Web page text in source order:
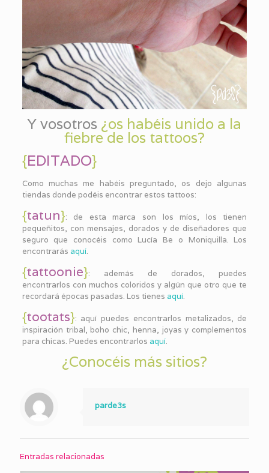
Y vosotros ¿os habéis unido a la
fiebre de los tattoos?
{EDITADO}
Como muchas me habéis preguntado, os dejo algunas
tiendas donde podéis encontrar estos tattoos:
{tatun}: de esta marca son los míos, los tienen
pequeñitos, con mensajes, dorados y de diseñadores que
seguro que conocéis como Lucía Be o Moniquilla. Los
encontrarás aquí.
{tattoonie}: además de dorados, puedes
encontrarlos con muchos coloridos y algún que otro que te
recordará épocas pasadas. Los tienes aquí.
{tootats}: aquí puedes encontrarlos metalizados, de
inspiración tribal, boho chic, henna, joyas y complementos
para chicas. Puedes encontrarlos aquí.
¿Conocéis más sitios?
parde3s
Entradas relacionadas